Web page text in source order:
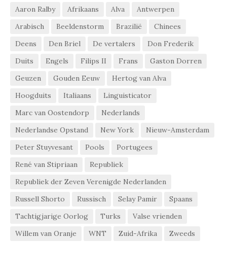
Aaron Ralby Afrikaans Alva
Antwerpen
Arabisch
Beeldenstorm Brazilië
Chinees
Deens
Den Briel De vertalers
Don Frederik
Duits
Engels Filips II Frans
Gaston Dorren
Geuzen
Gouden Eeuw
Hertog van Alva
Hoogduits
Italiaans
Linguisticator
Marc van Oostendorp
Nederlands
Nederlandse Opstand
New York
Nieuw-Amsterdam
Peter Stuyvesant
Pools
Portugees
René van Stipriaan
Republiek
Republiek der Zeven Verenigde Nederlanden
Russell Shorto
Russisch Selay Pamir
Spaans
Tachtigjarige Oorlog
Turks
Valse vrienden
Willem van Oranje
WNT Zuid-Afrika Zweeds